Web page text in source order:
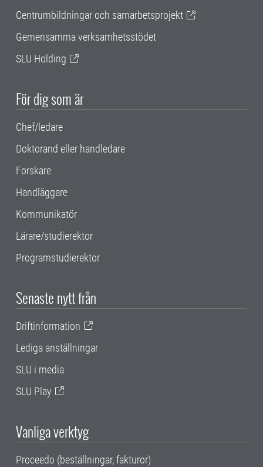
Centrumbildningar och samarbetsprojekt
Gemensamma verksamhetsstödet
SLU Holding
För dig som är
Chef/ledare
Doktorand eller handledare
Forskare
Handläggare
Kommunikatör
Lärare/studierektor
Programstudierektor
Senaste nytt från
Driftinformation
Lediga anställningar
SLU i media
SLU Play
Vanliga verktyg
Proceedo (beställningar, fakturor)